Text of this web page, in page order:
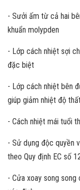
- Sưởi ấm từ cả hai
khuẩn molypden
- Lớp cách nhiệt sợi
đặc biệt
- Lớp cách nhiệt bên
giúp giảm nhiệt độ
- Cách nhiệt mái tuổi
- Sử dụng độc quyền
theo Quy định EC số
- Cửa xoay song